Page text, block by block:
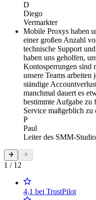
D
Diego
Vermarkter
Mobile Proxys haben
einer großen Anzahl
technische Support
haben uns geholfen,
Kontosperrungen sind
unsere Teams arbeiten
ständige
manchmal dauert es
bestimmte Aufgabe zu
Service maßgeblich zu
P
Paul
Leiter des SMM-
1 / 12
4,1 bei TrustPilot